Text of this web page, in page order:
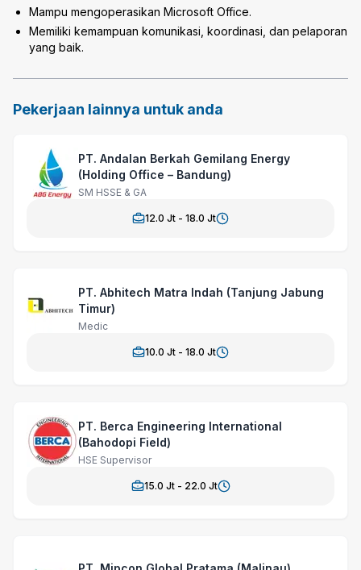
Mampu mengoperasikan Microsoft Office.
Memiliki kemampuan komunikasi, koordinasi, dan pelaporan
yang baik.
Pekerjaan lainnya untuk anda
PT. Andalan Berkah Gemilang Energy
(Holding Office – Bandung)
SM HSSE & GA
12.0 Jt - 18.0 Jt
PT. Abhitech Matra Indah (Tanjung Jabung
Timur)
Medic
10.0 Jt - 18.0 Jt
PT. Berca Engineering International
(Bahodopi Field)
HSE Supervisor
15.0 Jt - 22.0 Jt